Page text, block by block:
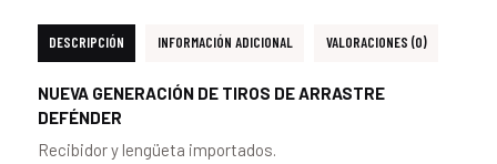
DESCRIPCIÓN INFORMACIÓN ADICIONAL VALORACIONES (0)
NUEVA GENERACIÓN DE TIROS DE ARRASTRE
DEFÉNDER
Recibidor y lengüeta importados.